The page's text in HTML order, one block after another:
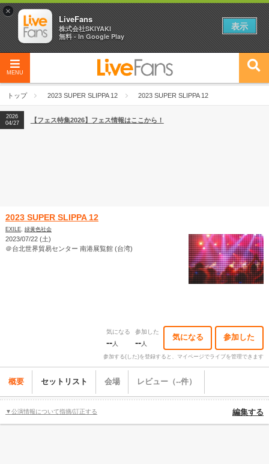
MENU
トップ 2023 SUPER SLIPPA 12 2023 SUPER SLIPPA 12
2026
04/27
2026
【ライブ動員ランキング】2026年上半期編発表！
2026
04/27
【フェス特集2026】フェス情報はここから！
2023 SUPER SLIPPA 12
EXILE, 緑黄色社会
2023/07/22 (土)
＠台北世界貿易センター 南港展覧館 (台湾)
気になる
--人
参加した
--人
気になる 参加した
参加する(した)を登録すると、マイページでライブを管理できます
概要 セットリスト 会場 レビュー（--件）
▼公演情報について指摘/訂正する 編集する
×
LiveFans
株式会社SKIYAKI
無料 - In Google Play
表示